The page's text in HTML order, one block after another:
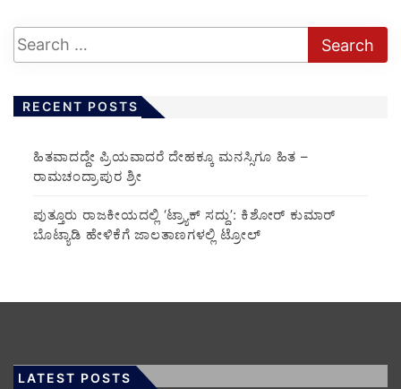
RECENT POSTS
ಹಿತವಾದದ್ದೇ ಪ್ರಿಯವಾದರೆ ದೇಹಕ್ಕೂ ಮನಸ್ಸಿಗೂ ಹಿತ –
ರಾಮಚಂದ್ರಾಪುರ ಶ್ರೀ
ಪುತ್ತೂರು ರಾಜಕೀಯದಲ್ಲಿ ‘ಟ್ರ್ಯಾಕ್ ಸದ್ದು’: ಕಿಶೋರ್ ಕುಮಾರ್
ಬೊಟ್ಯಾಡಿ ಹೇಳಿಕೆಗೆ ಜಾಲತಾಣಗಳಲ್ಲಿ ಟ್ರೋಲ್
LATEST POSTS